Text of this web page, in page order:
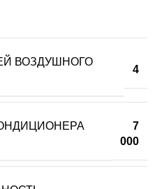
ВОЗДУШНОГО
4
7
000